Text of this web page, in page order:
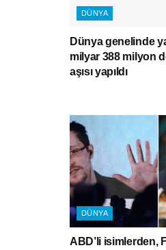
DÜNYA
Dünya genelinde
milyar 388 milyon
aşısı yapıldı
DÜNYA
ABD’li isimlerden,